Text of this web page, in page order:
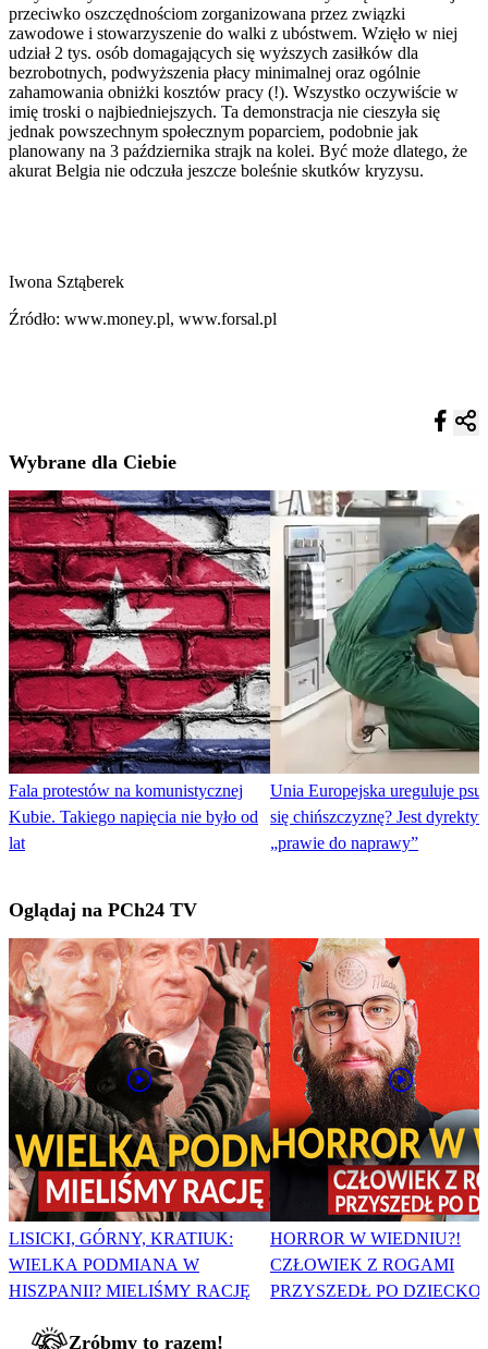
przeciwko oszczędnościom zorganizowana przez związki
zawodowe i stowarzyszenie do walki z ubóstwem. Wzięło w niej
udział 2 tys. osób domagających się wyższych zasiłków dla
bezrobotnych, podwyższenia płacy minimalnej oraz ogólnie
zahamowania obniżki kosztów pracy (!). Wszystko oczywiście w
imię troski o najbiedniejszych. Ta demonstracja nie cieszyła się
jednak powszechnym społecznym poparciem, podobnie jak
planowany na 3 października strajk na kolei. Być może dlatego, że
akurat Belgia nie odczuła jeszcze boleśnie skutków kryzysu.
Iwona Sztąberek
Źródło: www.money.pl, www.forsal.pl
Wybrane dla Ciebie
Fala protestów na komunistycznej
Kubie. Takiego napięcia nie było od
lat
Unia Europejska ureguluje
się chińszczyznę? Jest
„prawie do naprawy”
Oglądaj na PCh24 TV
LISICKI, GÓRNY, KRATIUK:
WIELKA PODMIANA W
HISZPANII? MIELIŚMY RACJĘ
HORROR W WIEDNIU?!
CZŁOWIEK Z ROGAMI
PRZYSZEDŁ PO DZIECKO
Zróbmy to razem!